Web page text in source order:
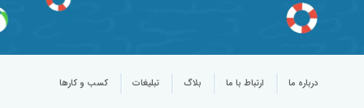
درباره ما ارتباط با ما بلاگ تبلیغات کسب و کارها